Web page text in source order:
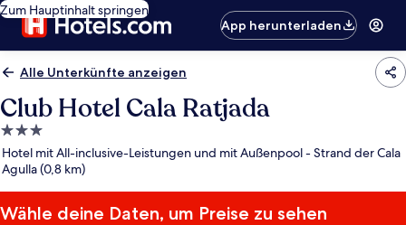
Zum Hauptinhalt springen
App herunterladen
Alle Unterkünfte anzeigen
Club Hotel Cala Ratjada
3.0-
Sterne-
Unterkunft
Hotel mit All-inclusive-Leistungen und mit Außenpool - Strand der Cala
Agulla (0,8 km)
Wähle deine Daten, um Preise zu sehen